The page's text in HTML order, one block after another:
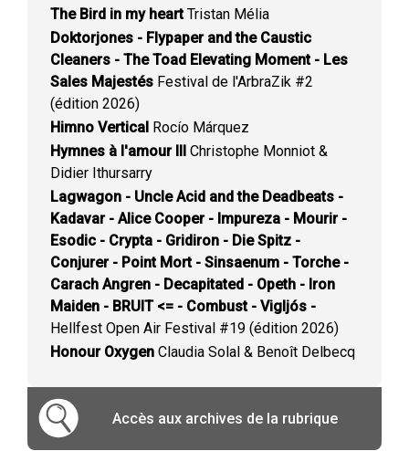
The Bird in my heartTristan Mélia
Doktorjones - Flypaper and the Caustic
Cleaners - The Toad Elevating Moment - Les
Sales Majestés Festival de l'ArbraZik #2
(édition 2026)
Himno Vertical Rocío Márquez
Hymnes à l'amour III Christophe Monniot &
Didier Ithursarry
Lagwagon - Uncle Acid and the Deadbeats -
Kadavar - Alice Cooper - Impureza - Mourir -
Esodic - Crypta - Gridiron - Die Spitz -
Conjurer - Point Mort - Sinsaenum - Torche -
Carach Angren - Decapitated - Opeth - Iron
Maiden - BRUIT <= - Combust - Vigljós -
Hellfest Open Air Festival #19 (édition 2026)
Honour Oxygen Claudia Solal & Benoît Delbecq
Accès aux archives de la rubrique